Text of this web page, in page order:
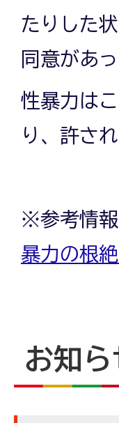
たりした
同意があ
性暴力は
り、許さ
※参考情報
暴力の根絶
お知ら